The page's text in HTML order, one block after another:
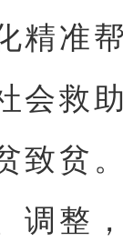
精准
会救
致贫
调整